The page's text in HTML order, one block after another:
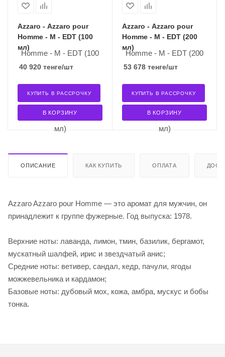
Azzaro - Azzaro pour
Homme - M - EDT (100
мл)
40 920 тенге/шт
В КОРЗИНУ
КУПИТЬ В РАССРОЧКУ
Azzaro - Azzaro pour
Homme - M - EDT (200
мл)
53 678 тенге/шт
В КОРЗИНУ
КУПИТЬ В РАССРОЧКУ
ОПИСАНИЕ КАК КУПИТЬ ОПЛАТА
Azzaro Azzaro pour Homme — это аромат для мужчин, он
принадлежит к группе фужерные. Год выпуска: 1978.
Верхние ноты: лаванда, лимон, тмин, базилик, бергамот,
мускатный шалфей, ирис и звездчатый анис;
Средние ноты: ветивер, сандал, кедр, пачули, ягоды
можжевельника и кардамон;
Базовые ноты: дубовый мох, кожа, амбра, мускус и бобы
тонка.